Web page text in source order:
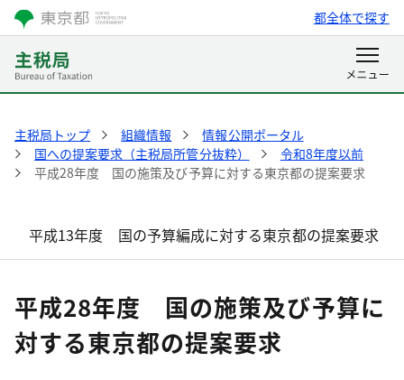
都全体で探す
主税局トップ 組織情報
情報公開ポータル
国への提案要求（主税局所管分抜粋）
令和8年度以前
平成28年度 国の施策及び予算に対する東京都の提案要求
平成13年度 国の予算編成に対する東京都の提案要求
平成28年度 国の施策及び予算に
対する東京都の提案要求